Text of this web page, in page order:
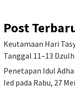
Post
Keutamaan Hari
Tanggal 11–13
Penetapan Idul
Ied pada Rabu, 27